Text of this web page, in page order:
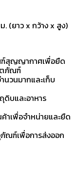
(ยาว x กว้าง x สูง)
สุญญากาศเพื่อยืด
ตภัณฑ์
นวนมากและเก็บ
ดิบและอาหาร
าเพื่อจำหน่ายและยืด
ณฑ์เพื่อการส่งออก